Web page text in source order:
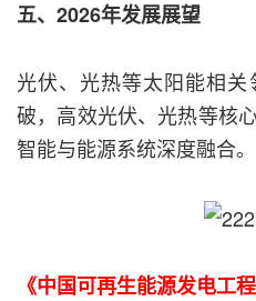
五、2026年发展展望
光伏、光热等太阳能相
破，高效光伏、光热等核
智能与能源系统深度融合。
《中国可再生能源发电工